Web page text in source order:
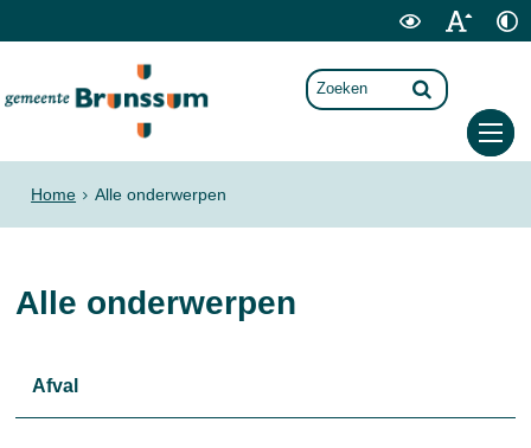
Home Alle onderwerpen
Alle onderwerpen
Afval